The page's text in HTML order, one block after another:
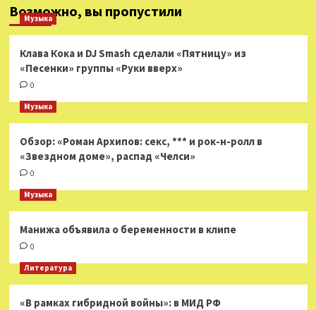
Возможно, вы пропустили
Музыка
Клава Кока и DJ Smash сделали «Пятницу» из
«Песенки» группы «Руки вверх»
0
Музыка
Обзор: «Роман Архипов: секс, *** и рок-н-ролл в
«Звездном доме», распад «Челси»
0
Музыка
Манижа объявила о беременности в клипе
0
Литература
«В рамках гибридной войны»: в МИД РФ